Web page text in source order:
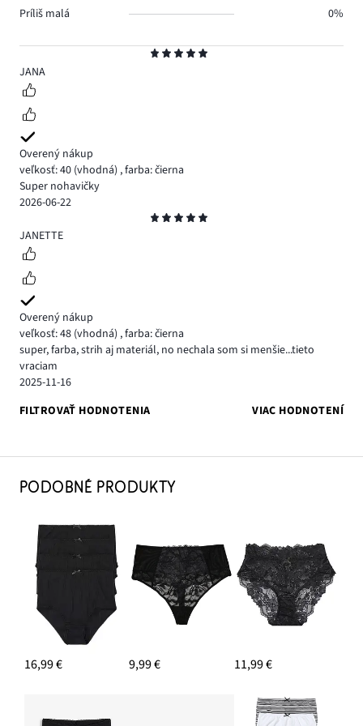
5
JANA
Overený nákup
veľkosť: 40 (vhodná) ,farba: čierna
Super nohavičky
2026-06-22
5
JANETTE
Overený nákup
veľkosť: 48 (vhodná) ,farba: čierna
super, farba, strih aj materiál, no nechala som si menšie...tieto
vraciam
2025-11-16
FILTROVAŤ HODNOTENIA
VIAC HODNOTENÍ
Príliš malá 0%
PODOBNÉ PRODUKTY
16,99 € 9,99 € 11,99 €